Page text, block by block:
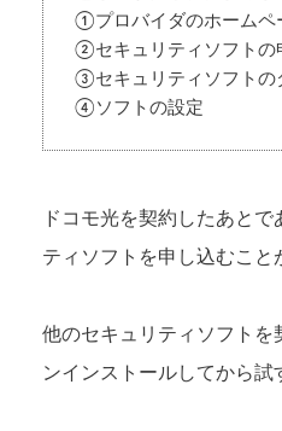
①プロバイダのホームペ
②セキュリティソフトの
③セキュリティソフトの
④ソフトの設定
ドコモ光を契約したあと
ティソフトを申し込むこと
他のセキュリティソフトを
ンインストールしてから試